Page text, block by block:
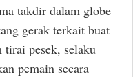
takdir dalam globe
gerak terkait buat
tirai pesek, selaku
pemain secara